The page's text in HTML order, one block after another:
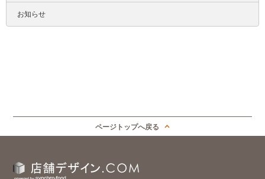
お知らせ
ページトップへ戻る